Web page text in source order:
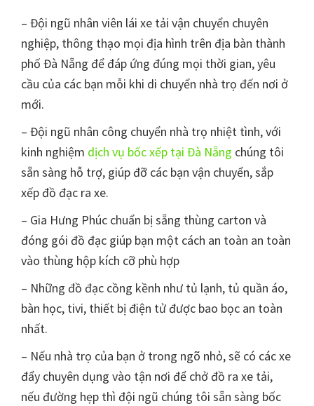
– Đội ngũ nhân viên lái xe tải vận chuyển chuyên
nghiệp, thông thạo mọi địa hình trên địa bàn thành
phố Đà Nẵng để đáp ứng đúng mọi thời gian, yêu
cầu của các bạn mỗi khi di chuyển nhà trọ đến nơi ở
mới.
– Đội ngũ nhân công chuyển nhà trọ nhiệt tình, với
kinh nghiệm dịch vụ bốc xếp tại Đà Nẵng chúng tôi
sẵn sàng hỗ trợ, giúp đỡ các bạn vận chuyển, sắp
xếp đồ đạc ra xe.
– Gia Hưng Phúc chuẩn bị sẵng thùng carton và
đóng gói đồ đạc giúp bạn một cách an toàn an toàn
vào thùng hộp kích cỡ phù hợp
– Những đồ đạc cồng kềnh như tủ lạnh, tủ quần áo,
bàn học, tivi, thiết bị điện tử được bao bọc an toàn
nhất.
– Nếu nhà trọ của bạn ở trong ngõ nhỏ, sẽ có các xe
đẩy chuyên dụng vào tận nơi để chở đồ ra xe tải,
nếu đường hẹp thì đội ngũ chúng tôi sẵn sàng bốc